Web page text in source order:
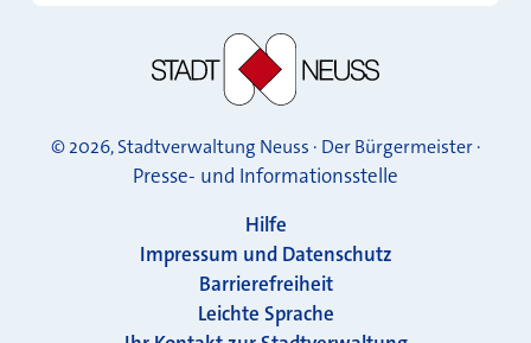
© 2026, Stadtverwaltung Neuss · Der Bürgermeister ·
Presse- und Informationsstelle
Hilfe
Impressum und Datenschutz
Barrierefreiheit
Leichte Sprache